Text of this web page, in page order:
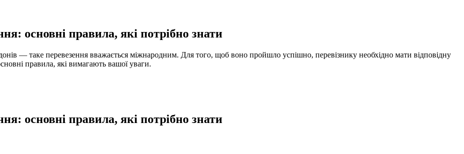
основні правила, які потрібно знати
— таке перевезення вважається міжнародним. Для того, щоб воно пройшло успішно, перевізнику необхідно мати відповідну
правила, які вимагають вашої уваги.
основні правила, які потрібно знати